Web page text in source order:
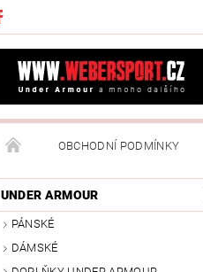
OBCHODNÍ PODMÍNKY
NAPIŠTE NÁM MOJE
UNDER ARMOUR
PÁNSKÉ
DÁMSKÉ